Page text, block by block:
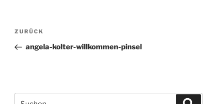
e
r
i
Beitragsnavigation
Vorheriger
Beitrag
ZURÜCK
angela-kolter-willkommen-pinsel